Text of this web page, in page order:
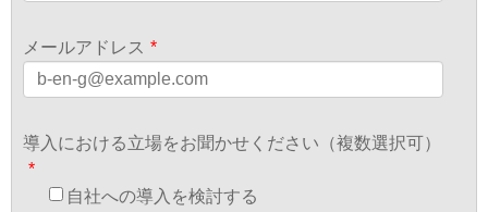
メールアドレス *
導入における立場をお聞かせください（複数選択可）
*
自社への導入を検討する